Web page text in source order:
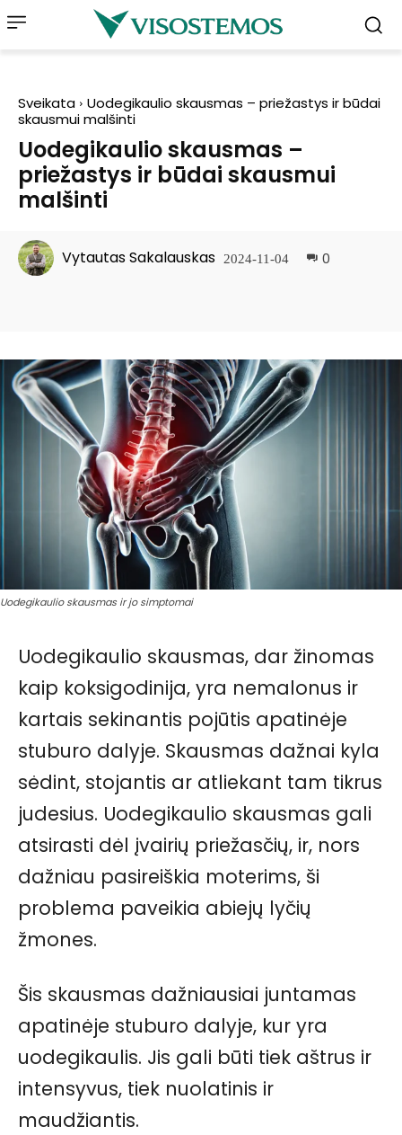
Sveikata
Uodegikaulio skausmas – priežastys ir būdai
skausmui malšinti
Uodegikaulio skausmas –
priežastys ir būdai skausmui
malšinti
Vytautas Sakalauskas 2024-11-04 0
Uodegikaulio skausmas ir jo simptomai
Uodegikaulio skausmas, dar žinomas
kaip koksigodinija, yra nemalonus ir
kartais sekinantis pojūtis apatinėje
stuburo dalyje. Skausmas dažnai kyla
sėdint, stojantis ar atliekant tam tikrus
judesius. Uodegikaulio skausmas gali
atsirasti dėl įvairių priežasčių, ir, nors
dažniau pasireiškia moterims, ši
problema paveikia abiejų lyčių
žmones.
Šis skausmas dažniausiai juntamas
apatinėje stuburo dalyje, kur yra
uodegikaulis. Jis gali būti tiek aštrus ir
intensyvus, tiek nuolatinis ir
maudžiantis.